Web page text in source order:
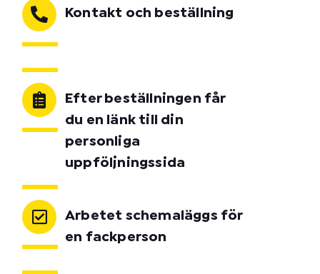
Kontakt och beställning
Efter beställningen får
du en länk till din
personliga
uppföljningssida
Arbetet schemaläggs för
en fackperson